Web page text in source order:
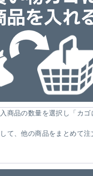
商品の数量を選択し「カゴ
て、他の商品をまとめて